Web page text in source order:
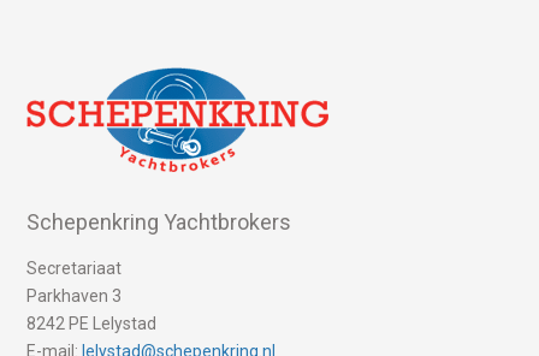
Schepenkring Yachtbrokers
Secretariaat
Parkhaven 3
8242 PE Lelystad
E-mail: lelystad@schepenkring.nl